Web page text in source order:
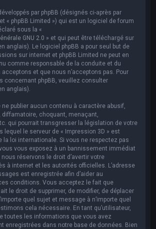
par phpBB (désignés ci-après par
« phpBB Limited ») qui est un logiciel de forum
sous la «
GNU 2.0 » et qui peut être téléchargé sur
anglais). Le logiciel phpBB a pour seul but de
sur internet et phpBB Limited ne peut en
comme responsable de la conduite et du
et que nous n’acceptons pas. Pour
concernant phpBB, veuillez consulter
anglais).
publier aucun contenu à caractère abusif,
diffamatoire, choquant, menaçant,
qui pourrait transgresser la législation de votre
lequel le serveur de « Impression 3D » est
la loi internationale. Si vous ne respectez pas
vous exposez à un bannissement immédiat
réservons le droit d’avertir votre
à internet et les autorités officielles. L’adresse
est enregistrée afin d’aider au
conditions. Vous acceptez le fait que
le droit de supprimer, de modifier, de déplacer
quel sujet et message à n’importe quel
cela nécessaire. En tant qu’utilisateur,
toutes les informations que vous avez
enregistrées dans notre base de données. Bien